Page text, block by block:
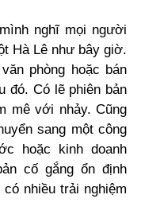
nghĩ mọi người
Hà Lê như bây giờ.
phòng hoặc bán
đó. Có lẽ phiên bản
mê với nhảy. Cũng
sang một công
hoặc kinh doanh
cố gắng ổn định
nhiều trải nghiệm